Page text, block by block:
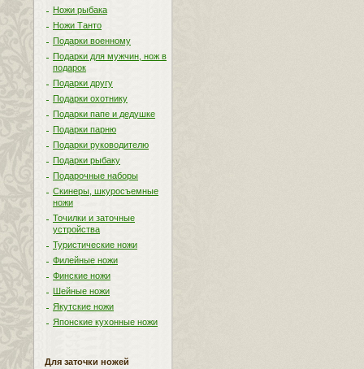
Ножи рыбака
Ножи Танто
Подарки военному
Подарки для мужчин, нож в
подарок
Подарки другу
Подарки охотнику
Подарки папе и дедушке
Подарки парню
Подарки руководителю
Подарки рыбаку
Подарочные наборы
Скинеры, шкуросъемные
ножи
Точилки и заточные
устройства
Туристические ножи
Филейные ножи
Финские ножи
Шейные ножи
Якутские ножи
Японские кухонные ножи
Для заточки ножей